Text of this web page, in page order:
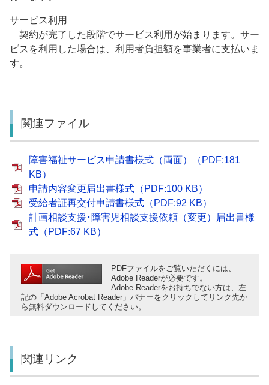
サービス利用
契約が完了した段階でサービス利用が始まります。サー
ビスを利用した場合は、利用者負担額を事業者に支払いま
す。
関連ファイル
障害福祉サービス申請書様式（両面）（PDF:181
KB）
申請内容変更届出書様式（PDF:100 KB）
受給者証再交付申請書様式（PDF:92 KB）
計画相談支援･障害児相談支援依頼（変更）届出書様
式（PDF:67 KB）
PDFファイルをご覧いただくには、
Adobe Readerが必要です。
Adobe Readerをお持ちでない方は、左
記の「Adobe Acrobat Reader」バナーをクリックしてリンク先か
ら無料ダウンロードしてください。
関連リンク